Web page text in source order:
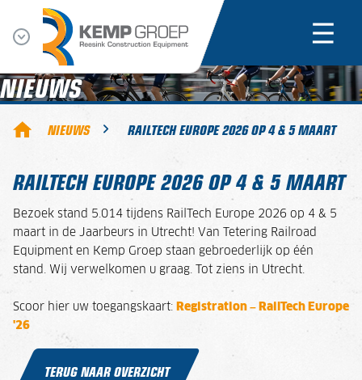
NIEUWS
NIEUWS RAILTECH EUROPE 2026 OP 4 & 5 MAART
RAILTECH EUROPE 2026 OP 4 & 5 MAART
Bezoek stand 5.014 tijdens RailTech Europe 2026 op 4 & 5
maart in de Jaarbeurs in Utrecht! Van Tetering Railroad
Equipment en Kemp Groep staan gebroederlijk op één
stand. Wij verwelkomen u graag. Tot ziens in Utrecht.
Scoor hier uw toegangskaart: Registration – RailTech Europe
'26
TERUG NAAR OVERZICHT